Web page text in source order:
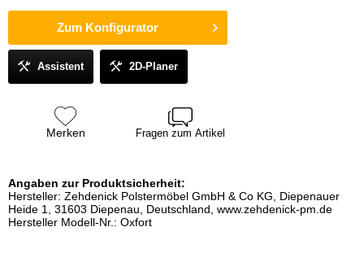
Zum Konfigurator
Assistent 2D-Planer
Merken Fragen zum Artikel
Angaben zur Produktsicherheit:
Hersteller: Zehdenick Polstermöbel GmbH & Co KG, Diepenauer
Heide 1, 31603 Diepenau, Deutschland, www.zehdenick-pm.de
Hersteller Modell-Nr.: Oxfort